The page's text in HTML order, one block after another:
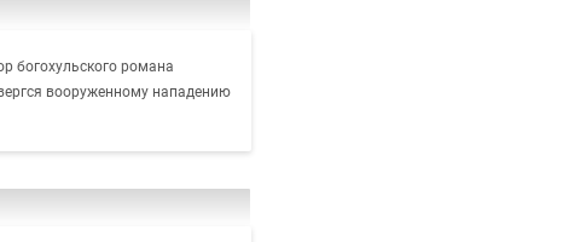
богохульского романа
вооруженному нападению